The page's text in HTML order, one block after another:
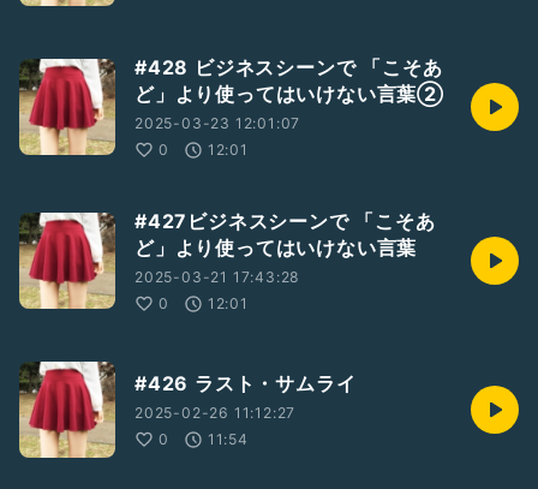
#428 ビジネスシーンで 「こそあ
ど」より使ってはいけない言葉②
2025-03-23 12:01:07
0
12:01
#427ビジネスシーンで 「こそあ
ど」より使ってはいけない言葉
2025-03-21 17:43:28
0
12:01
#426 ラスト・サムライ
2025-02-26 11:12:27
0
11:54